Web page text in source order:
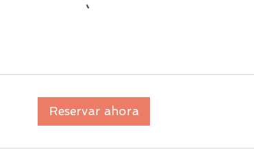
Reservar ahora